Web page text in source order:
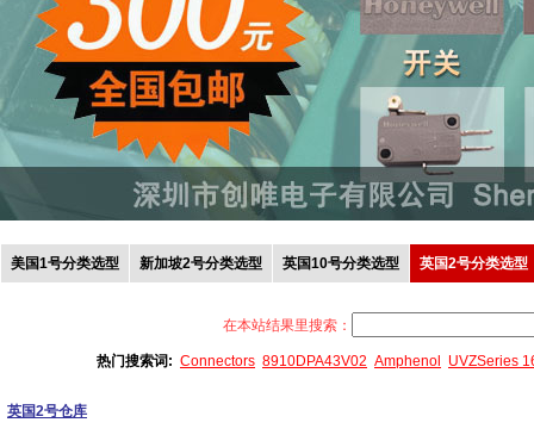
美国1号分类选型 新加坡2号分类选型 英国10号分类选型 英国2号分类选型
在本站结果里搜索：
热门搜索词: Connectors 8910DPA43V02 Amphenol UVZSeries
英国2号仓库